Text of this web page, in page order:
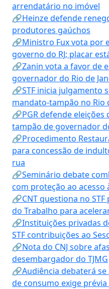
arrendatário no imóvel
🔗Heinze defende
produtores gaúchos
🔗Ministro Fux vota por
governo do RJ; placar
🔗Zanin vota a favor de
governador do Rio de
🔗STF inicia julgamento
mandato-tampão no Rio
🔗PGR defende
tampão de governador
🔗Procedimento
para concessão de
rua
🔗Seminário debate
com proteção ao acesso
🔗CNT questiona no
do Trabalho para
🔗Instituições privadas
STF contribuições ao
🔗Nota do CNJ sobre
desembargador do TJMG
🔗Audiência debaterá
de consumo exige